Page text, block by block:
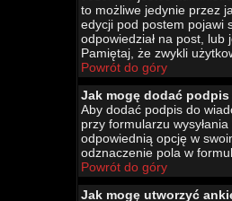
to możliwe jedynie przez
edycji pod postem pojawi
odpowiedział na post,
Pamiętaj, że zwykli
Powrót do góry
Jak mogę dodać
Aby dodać podpis do
przy formularzu
odpowiednią opcję w
odznaczenie pola w
Powrót do góry
Jak mogę utworzyć